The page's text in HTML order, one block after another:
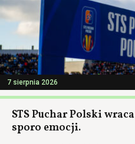
7 sierpnia 2026
STS Puchar Polski
sporo emocji.